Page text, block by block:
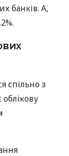
банків. А,
спільно з